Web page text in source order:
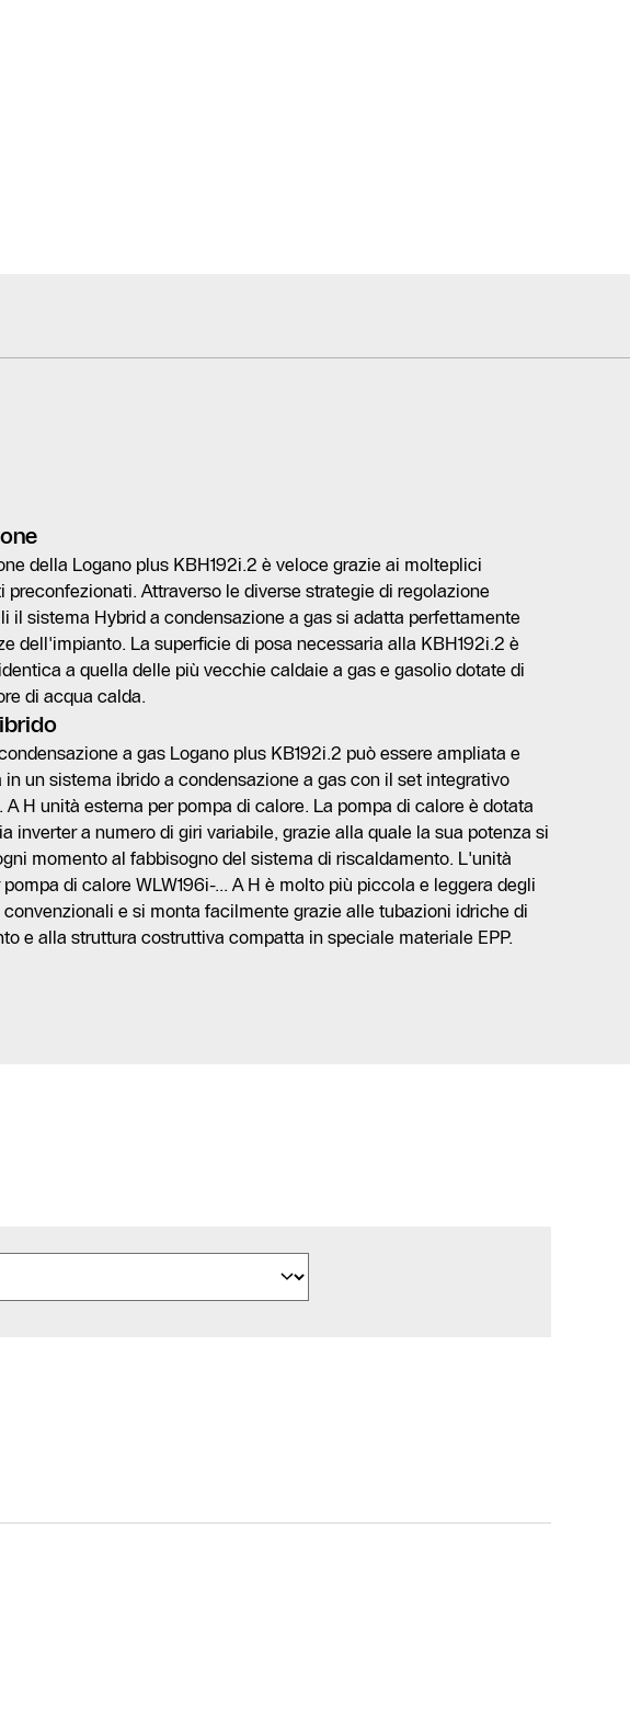
della Logano plus KBH192i.2 è veloce grazie ai molteplici
preconfezionati. Attraverso le diverse strategie di regolazione
il sistema Hybrid a condensazione a gas si adatta perfettamente
dell'impianto. La superficie di posa necessaria alla KBH192i.2 è
a quella delle più vecchie caldaie a gas e gasolio dotate di
di acqua calda.
a gas Logano plus KB192i.2 può essere ampliata e
in un sistema ibrido a condensazione a gas con il set integrativo
A H unità esterna per pompa di calore. La pompa di calore è dotata
inverter a numero di giri variabile, grazie alla quale la sua potenza si
momento al fabbisogno del sistema di riscaldamento. L'unità
di calore WLW196i-... A H è molto più piccola e leggera degli
e si monta facilmente grazie alle tubazioni idriche di
e alla struttura costruttiva compatta in speciale materiale EPP.